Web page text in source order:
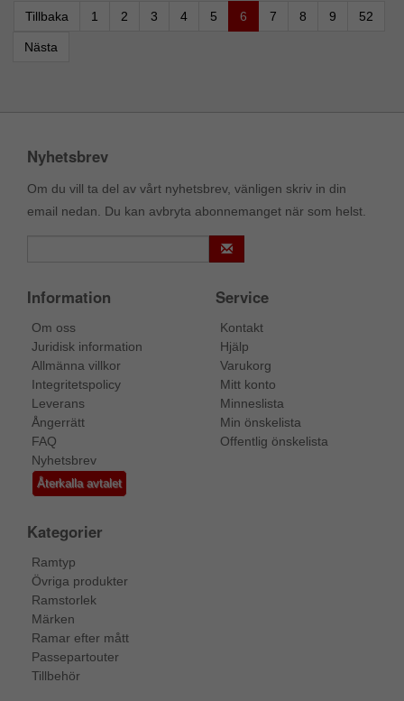
Tillbaka 1 2 3 4 5 6 7 8 9 52
Nästa
Nyhetsbrev
Om du vill ta del av vårt nyhetsbrev, vänligen skriv in din
email nedan. Du kan avbryta abonnemanget när som helst.
Information
Om oss
Juridisk information
Allmänna villkor
Integritetspolicy
Leverans
Ångerrätt
FAQ
Nyhetsbrev
Återkalla avtalet
Service
Kontakt
Hjälp
Varukorg
Mitt konto
Minneslista
Min önskelista
Offentlig önskelista
Kategorier
Ramtyp
Övriga produkter
Ramstorlek
Märken
Ramar efter mått
Passepartouter
Tillbehör